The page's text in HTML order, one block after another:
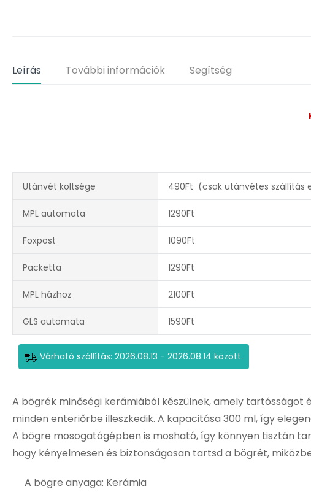
Leírás További információk Segítség
Utánvét költsége 490Ft (csak utánvétes szállítás
MPL automata 1290Ft
Foxpost 1090Ft
Packetta 1290Ft
MPL házhoz 2100Ft
GLS automata 1590Ft
Várható szállítás: 2026.08.13 - 2026.08.14 között.
A bögrék minőségi kerámiából készülnek, amely
minden enteriőrbe illeszkedik. A kapacitása 300 ml, így
A bögre mosogatógépben is mosható, így könnyen tisztán
hogy kényelmesen és biztonságosan tartsd a bögrét,
A bögre anyaga: Kerámia